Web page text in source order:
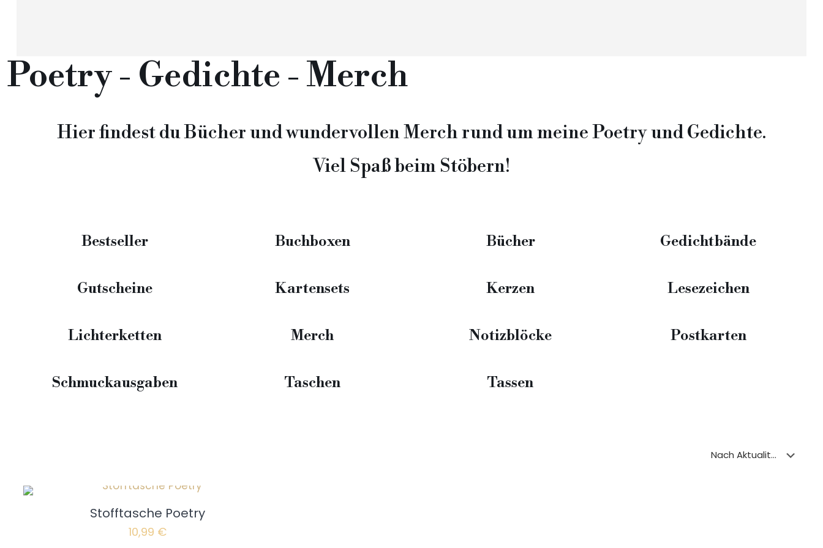
Poetry - Gedichte - Merch
Hier findest du Bücher und wundervollen Merch rund um meine Poetry und Gedichte.
Viel Spaß beim Stöbern!
Bestseller Buchboxen Bücher Gedichtbände
Gutscheine Kartensets Kerzen Lesezeichen
Lichterketten Merch Notizblöcke Postkarten
Schmuckausgaben Taschen Tassen
Stofftasche Poetry
10,99 €
Gefühle auf Papier